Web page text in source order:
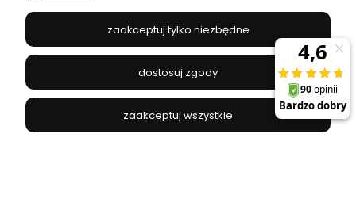
JANEX
669-050-03-43
504 545 749//E-mail:sklep@janexmarket.pl
zaakceptuj tylko niezbędne
dostosuj zgody
zaakceptuj wszystkie